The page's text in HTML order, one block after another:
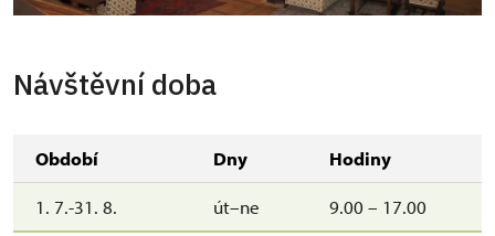
Návštěvní doba
Období Dny Hodiny
1. 7.-31. 8. út–ne 9.00 – 17.00